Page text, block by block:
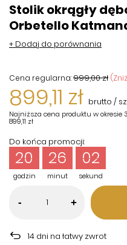
Stolik okrągły
Orbetello
+ Dodaj do porównania
Cena regularna:999,00 zł
899,11 zł brutto /
Najniższa cena produktu w
899,11 zł
Do końca promocji:
godzin
20
minut
26
sekund
02
- +
14 dni na łatwy zwrot